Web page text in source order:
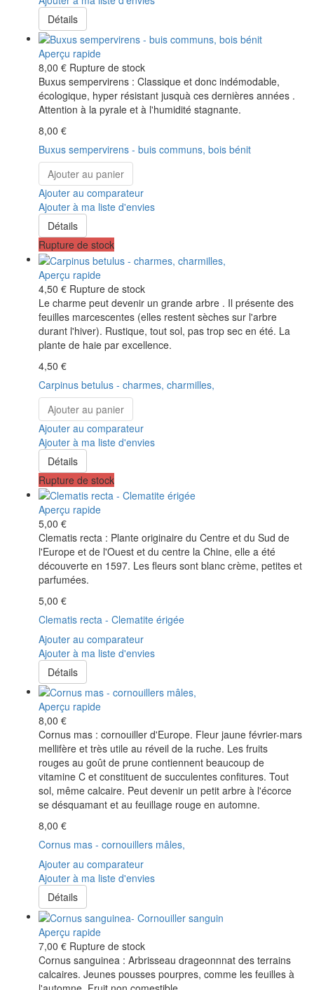
Détails
Aperçu rapide
8,00 € Rupture de stock
Buxus sempervirens : Classique et donc indémodable,
écologique, hyper résistant jusquà ces dernières années .
Attention à la pyrale et à l'humidité stagnante.
8,00 €
Buxus sempervirens - buis communs, bois bénit
Ajouter au panier
Ajouter au comparateur
Ajouter à ma liste d'envies
Détails
Rupture de stock
Aperçu rapide
4,50 € Rupture de stock
Le charme peut devenir un grande arbre . Il présente des
feuilles marcescentes (elles restent sèches sur l'arbre
durant l'hiver). Rustique, tout sol, pas trop sec en été. La
plante de haie par excellence.
4,50 €
Carpinus betulus - charmes, charmilles,
Ajouter au panier
Ajouter au comparateur
Ajouter à ma liste d'envies
Détails
Rupture de stock
Aperçu rapide
5,00 €
Clematis recta : Plante originaire du Centre et du Sud de
l'Europe et de l'Ouest et du centre la Chine, elle a été
découverte en 1597. Les fleurs sont blanc crème, petites et
parfumées.
5,00 €
Clematis recta - Clematite érigée
Ajouter au comparateur
Ajouter à ma liste d'envies
Détails
Aperçu rapide
8,00 €
Cornus mas : cornouiller d'Europe. Fleur jaune février-mars
mellifère et très utile au réveil de la ruche. Les fruits
rouges au goût de prune contiennent beaucoup de
vitamine C et constituent de succulentes confitures. Tout
sol, même calcaire. Peut devenir un petit arbre à l'écorce
se désquamant et au feuillage rouge en automne.
8,00 €
Cornus mas - cornouillers mâles,
Ajouter au comparateur
Ajouter à ma liste d'envies
Détails
Aperçu rapide
7,00 € Rupture de stock
Cornus sanguinea : Arbrisseau drageonnnat des terrains
calcaires. Jeunes pousses pourpres, comme les feuilles à